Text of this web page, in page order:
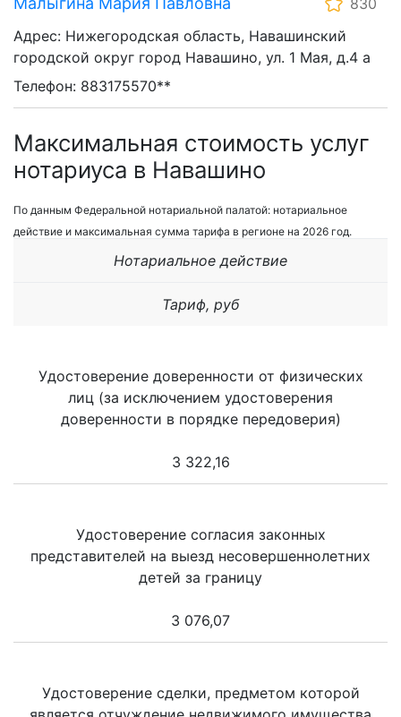
830
Адрес: Нижегородская область, Навашинский
городской округ город Навашино, ул. 1 Мая, д.4 а
Телефон: 883175570**
Максимальная стоимость услуг
нотариуса в Навашино
По данным Федеральной нотариальной палатой: нотариальное
действие и максимальная сумма тарифа в регионе на 2026 год.
Нотариальное действие
Тариф, руб
Удостоверение доверенности от физических
лиц (за исключением удостоверения
доверенности в порядке передоверия)
3 322,16
Удостоверение согласия законных
представителей на выезд несовершеннолетних
детей за границу
3 076,07
Удостоверение сделки, предметом которой